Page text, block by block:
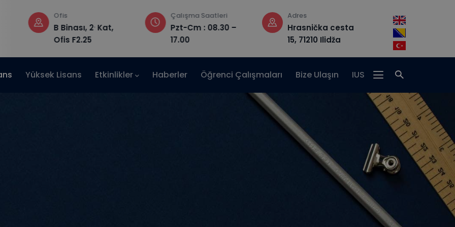
Ofis
B Binası, 2.Kat,
Ofis F2.25
Çalışma Saatleri
Pzt-Cm : 08.30 –
17.00
Adres
Hrasnička cesta
15, 71210 Ilidža
E-posta
Yüksek Lisans Etkinlikler Haberler Öğrenci Çalışmaları Bize Ulaşın IUS